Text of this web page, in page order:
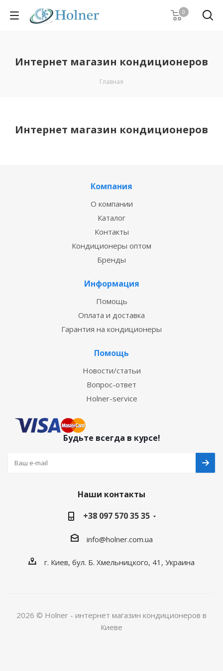
0
Интернет магазин кондиционеров
Главная
Интернет магазин кондиционеров
Компания
О компании
Каталог
Контакты
Кондиционеры оптом
Бренды
Информация
Помощь
Оплата и доставка
Гарантия на кондиционеры
Помощь
Новости/статьи
Вопрос-ответ
Holner-service
Будьте всегда в курсе!
Наши контакты
+38 097 570 35 35
info@holner.com.ua
г. Киев, бул. Б. Хмельницкого, 41, Украина
2026 © Holner - интернет магазин кондиционеров в
Киеве